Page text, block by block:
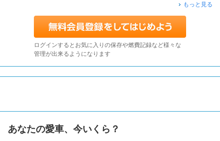
もっと見る
ログインするとお気に入りの保存や燃費記録など様々な
管理が出来るようになります
あなたの愛車、今いくら？